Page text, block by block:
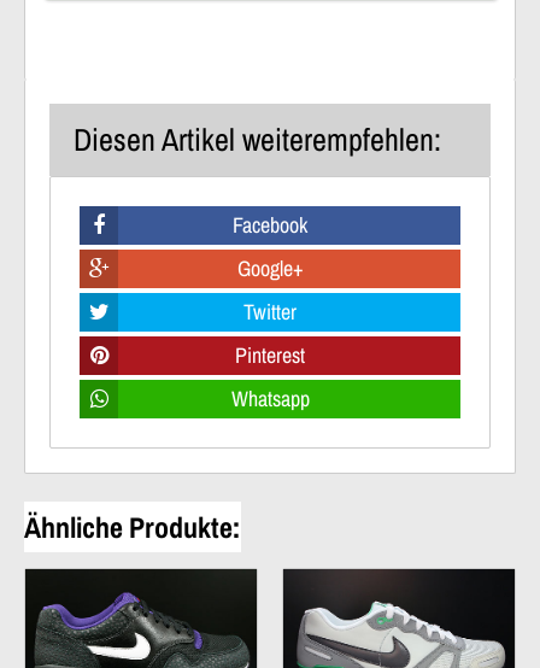
Diesen Artikel weiterempfehlen:
Facebook
Google+
Twitter
Pinterest
Whatsapp
Ähnliche Produkte: